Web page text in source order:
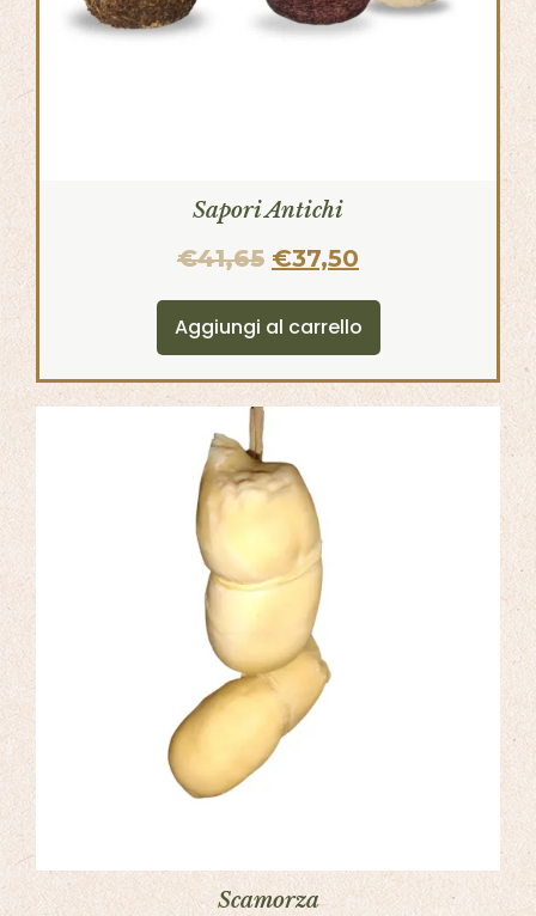
Sapori Antichi
€41,65 €37,50
Aggiungi al carrello
Scamorza